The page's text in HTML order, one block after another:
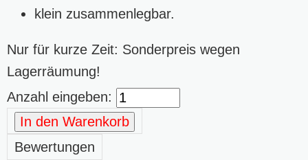
klein zusammenlegbar.
Nur für kurze Zeit: Sonderpreis wegen
Lagerräumung!
Anzahl eingeben:
In den Warenkorb
Bewertungen